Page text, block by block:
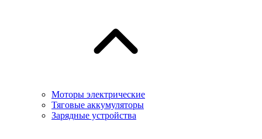
Моторы электрические
Тяговые аккумуляторы
Зарядные устройства